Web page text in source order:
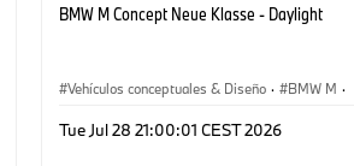
BMW M Concept Neue Klasse - Daylight
Vehículos conceptuales & Diseño · BMW M ·
Tue Jul 28 21:00:01 CEST 2026